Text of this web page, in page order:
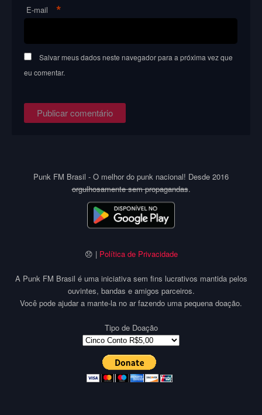
E-mail *
Salvar meus dados neste navegador para a próxima vez que
eu comentar.
Punk FM Brasil - O melhor do punk nacional! Desde 2016
orgulhosamente sem propagandas.
😞 | Política de Privacidade
A Punk FM Brasil é uma iniciativa sem fins lucrativos mantida pelos
ouvintes, bandas e amigos parceiros.
Você pode ajudar a mante-la no ar fazendo uma pequena doação.
Tipo de Doação